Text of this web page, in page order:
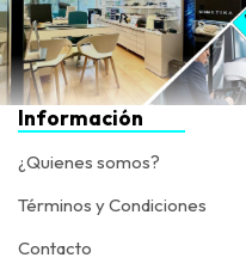
Información
¿Quienes somos?
Términos y Condiciones
Contacto